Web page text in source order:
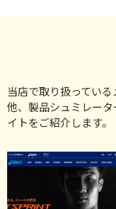
当店で取り扱ってい
他、製品シュミレー
イトをご紹介します。